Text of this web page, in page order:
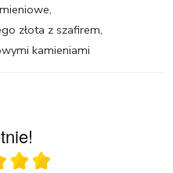
,
złota z szafirem,
kamieniami
średnia 5 na 5